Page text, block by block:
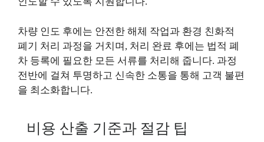
차량 인도 후에는 안전한 해체 작업과 환경 친화적
폐기 처리 과정을 거치며, 처리 완료 후에는 법적 폐
차 등록에 필요한 모든 서류를 처리해 줍니다. 과정
전반에 걸쳐 투명하고 신속한 소통을 통해 고객 불편
을 최소화합니다.
비용 산출 기준과 절감 팁